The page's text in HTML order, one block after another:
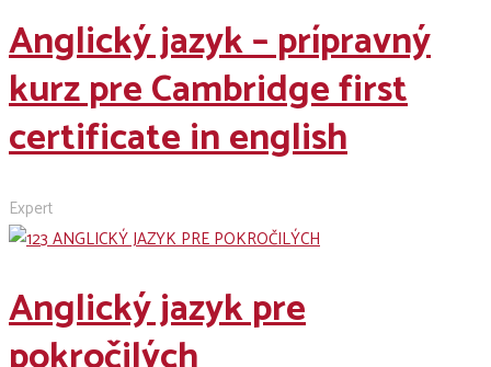
Anglický jazyk – prípravný
kurz pre Cambridge first
certificate in english
Expert
Anglický jazyk pre